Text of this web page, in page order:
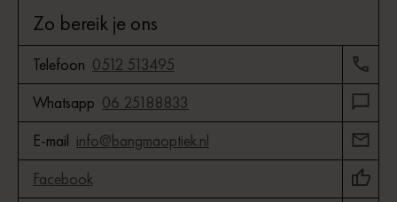
Zo bereik je ons
Telefoon 0512 513495
Whatsapp 06 25188833
E-mail info@bangmaoptiek.nl
Facebook